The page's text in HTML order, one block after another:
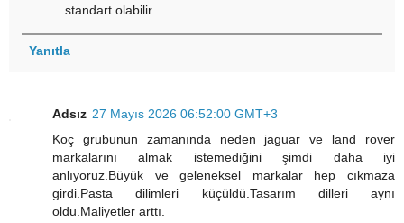
standart olabilir.
Yanıtla
Adsız 27 Mayıs 2026 06:52:00 GMT+3
Koç grubunun zamanında neden jaguar ve land rover
markalarını almak istemediğini şimdi daha iyi
anlıyoruz.Büyük ve geleneksel markalar hep cıkmaza
girdi.Pasta dilimleri küçüldü.Tasarım dilleri aynı
oldu.Maliyetler arttı.